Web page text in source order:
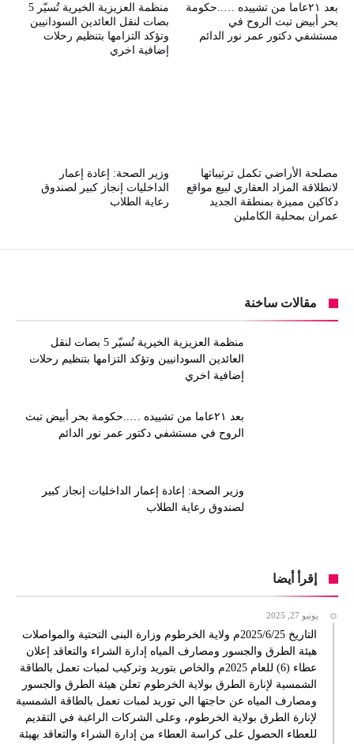
منظمة العزيزية الخيرية تُسيّر 5
بصات لنقل العائدين السودانيين
وتؤكد التزامها بتنظيم رحلات
إضافية اخري
بعد ٢١عاما من تشييده …..حكومة
بحر أبيض تبث الروح في
مستشفي دكتور عمر نور الدائم
وزير الصحة: إعادة إعمار
الداخليات إنجاز كبير لصندوق
رعاية الطلاب
مصلحة الأراضي تكمل ترتيباتها
لانطلاقة المزاد العقاري لبيع مواقع
دكاكين مميزة بمنطقة الجديد
عمران بمحلية الكاملين
مقالات ساخنة
منظمة العزيزية الخيرية تُسيّر 5 بصات لنقل
العائدين السودانيين وتؤكد التزامها بتنظيم رحلات
إضافية اخري
بعد ٢١عاما من تشييده …..حكومة بحر أبيض تبث
الروح في مستشفي دكتور عمر نور الدائم
وزير الصحة: إعادة إعمار الداخليات إنجاز كبير
لصندوق رعاية الطلاب
إقرأ أيضا
يونيو 27, 2025
التاريخ 2025/6/25م ولاية الخرطوم وزارة البنى التحتية والمواصلات
هيئة الطرق والجسور ومصارف المياه إدارة الشراء والتعاقد إعلان
عطاء (6) للعام 2025م والخاص بتوريد وتركيب لمبات تعمل بالطاقة
الشمسية لإنارة الطرق بولاية الخرطوم تعلن هيئة الطرق والجسور
ومصارف المياه عن حاجتها الي توريد لمبات تعمل بالطاقة الشمسية
لإنارة الطرق بولاية الخرطوم، وعلى الشركات الراغبة في التقديم
للعطاء الحصول على كراسة العطاء من إدارة الشراء والتعاقد بهيئة